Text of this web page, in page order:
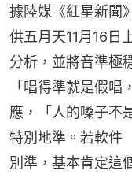
據陸媒《紅星新聞
供五月天11月16日
分析，並將音準極
「唱得準就是假
應，「人的嗓子不
特別地準。若軟件
別準，基本肯定這